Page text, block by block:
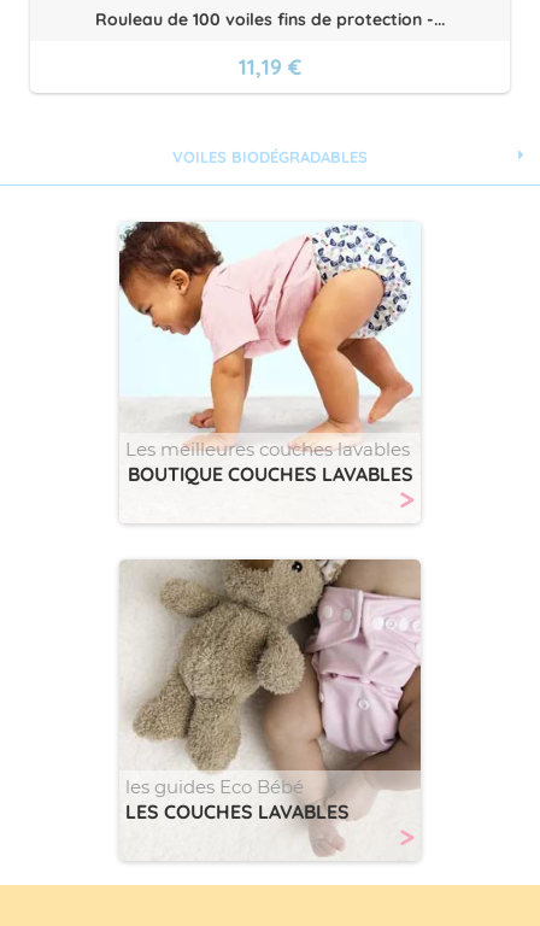
VOILES BIODÉGRADABLES
Les meilleures couches lavables
BOUTIQUE COUCHES LAVABLES
>
les guides Eco Bébé
LES COUCHES LAVABLES
>
Rouleau de 100 voiles fins de protection -...
11,19 €